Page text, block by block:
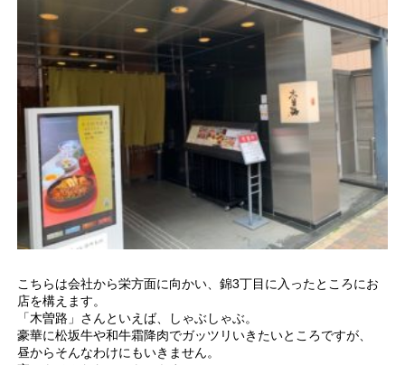
こちらは会社から栄方面に向かい、錦3丁目に入ったところにお
店を構えます。
「木曽路」さんといえば、しゃぶしゃぶ。
豪華に松坂牛や和牛霜降肉でガッツリいきたいところですが、
昼からそんなわけにもいきません。